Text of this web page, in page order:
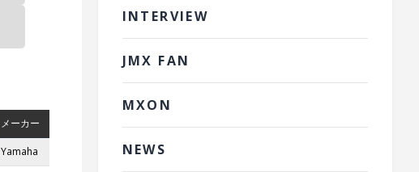
メーカー
Yamaha
INTERVIEW
JMX FAN
MXON
NEWS